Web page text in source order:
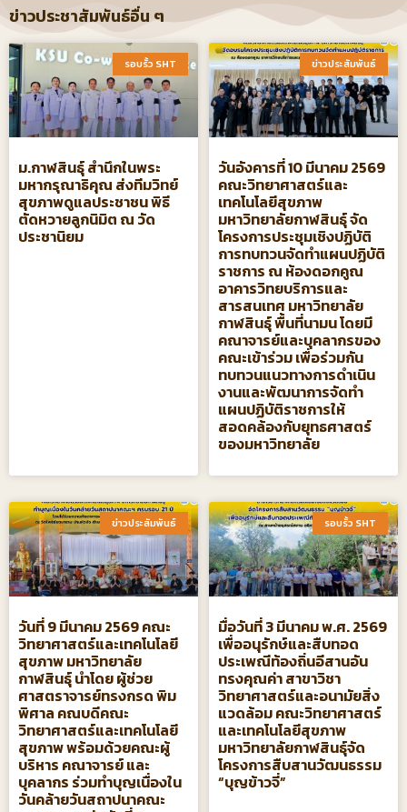
ข่าวประชาสัมพันธ์อื่น ๆ
รอบรั้ว SHT​
ม.กาฬสินธุ์ สำนึกในพระ
มหากรุณาธิคุณ ส่งทีมวิทย์
สุขภาพดูแลประชาชน พิธี
ตัดหวายลูกนิมิต ณ วัด
ประชานิยม
ข่าวประสัมพันธ์​
วันอังคารที่ 10 มีนาคม 2569
คณะวิทยาศาสตร์และ
เทคโนโลยีสุขภาพ
มหาวิทยาลัยกาฬสินธุ์ จัด
โครงการประชุมเชิงปฏิบัติ
การทบทวนจัดทําแผนปฏิบัติ
ราชการ ณ ห้องดอกคูณ
อาคารวิทยบริการและ
สารสนเทศ มหาวิทยาลัย
กาฬสินธุ์ พื้นที่นามน โดยมี
คณาจารย์และบุคลากรของ
คณะเข้าร่วม เพื่อร่วมกัน
ทบทวนแนวทางการดำเนิน
งานและพัฒนาการจัดทำ
แผนปฏิบัติราชการให้
สอดคล้องกับยุทธศาสตร์
ของมหาวิทยาลัย
ข่าวประสัมพันธ์​
วันที่ 9 มีนาคม 2569 คณะ
วิทยาศาสตร์และเทคโนโลยี
สุขภาพ มหาวิทยาลัย
กาฬสินธุ์ นำโดย ผู้ช่วย
ศาสตราจารย์ทรงกรด พิม
พิศาล คณบดีคณะ
วิทยาศาสตร์และเทคโนโลยี
สุขภาพ พร้อมด้วยคณะผู้
บริหาร คณาจารย์ และ
บุคลากร ร่วมทำบุญเนื่องใน
วันคล้ายวันสถาปนาคณะ
รอบรั้ว SHT​
มื่อวันที่ 3 มีนาคม พ.ศ. 2569
เพื่ออนุรักษ์และสืบทอด
ประเพณีท้องถิ่นอีสานอัน
ทรงคุณค่า สาขาวิชา
วิทยาศาสตร์และอนามัยสิ่ง
แวดล้อม คณะวิทยาศาสตร์
และเทคโนโลยีสุขภาพ
มหาวิทยาลัยกาฬสินธุ์จัด
โครงการสืบสานวัฒนธรรม
“บุญข้าวจี่”